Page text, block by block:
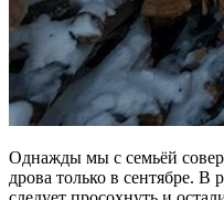
Однажды мы с семьёй
дрова только в сентябре. В